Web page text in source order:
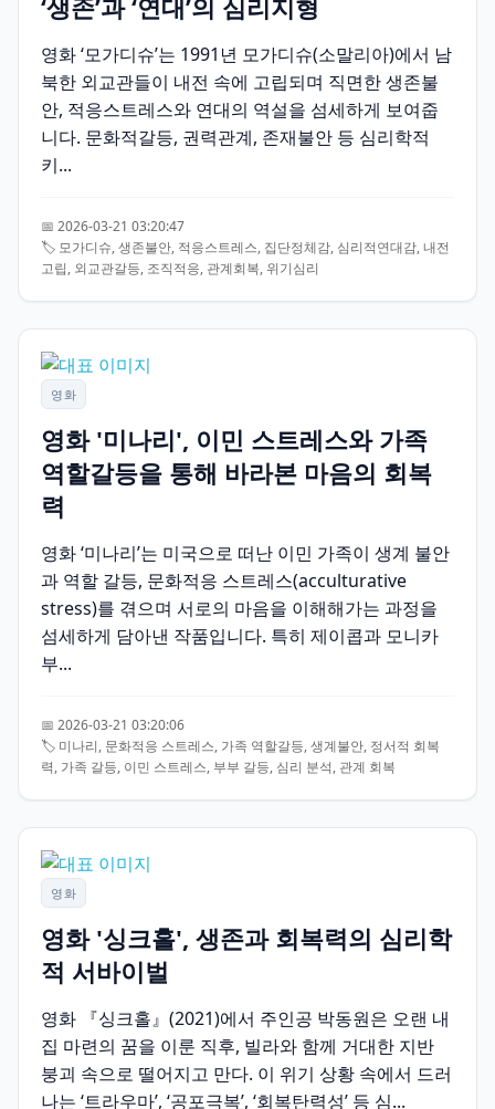
‘생존’과 ‘연대’의 심리지형
영화 ‘모가디슈’는 1991년 모가디슈(소말리아)에서 남
북한 외교관들이 내전 속에 고립되며 직면한 생존불
안, 적응스트레스와 연대의 역설을 섬세하게 보여줍
니다. 문화적갈등, 권력관계, 존재불안 등 심리학적
키...
📅 2026-03-21 03:20:47
🏷️ 모가디슈, 생존불안, 적응스트레스, 집단정체감, 심리적연대감, 내전
고립, 외교관갈등, 조직적응, 관계회복, 위기심리
영화
영화 '미나리', 이민 스트레스와 가족
역할갈등을 통해 바라본 마음의 회복
력
영화 ‘미나리’는 미국으로 떠난 이민 가족이 생계 불안
과 역할 갈등, 문화적응 스트레스(acculturative
stress)를 겪으며 서로의 마음을 이해해가는 과정을
섬세하게 담아낸 작품입니다. 특히 제이콥과 모니카
부...
📅 2026-03-21 03:20:06
🏷️ 미나리, 문화적응 스트레스, 가족 역할갈등, 생계불안, 정서적 회복
력, 가족 갈등, 이민 스트레스, 부부 갈등, 심리 분석, 관계 회복
영화
영화 '싱크홀', 생존과 회복력의 심리학
적 서바이벌
영화 『싱크홀』(2021)에서 주인공 박동원은 오랜 내
집 마련의 꿈을 이룬 직후, 빌라와 함께 거대한 지반
붕괴 속으로 떨어지고 만다. 이 위기 상황 속에서 드러
나는 ‘트라우마’, ‘공포극복’, ‘회복탄력성’ 등 심...